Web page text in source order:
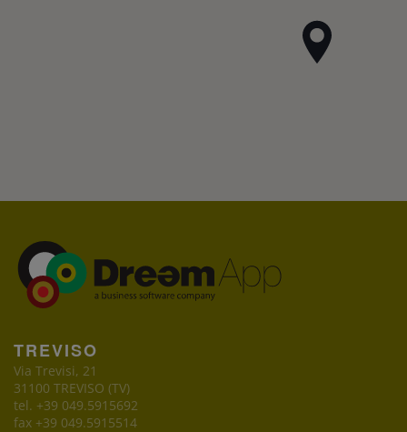
TREVISO
Via Trevisi, 21
31100 TREVISO (TV)
tel. +39 049.5915692
fax +39 049.5915514